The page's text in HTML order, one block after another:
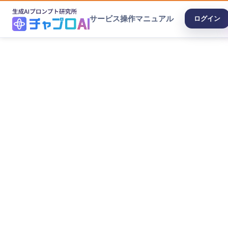
サービス操作マニュアル ログイン